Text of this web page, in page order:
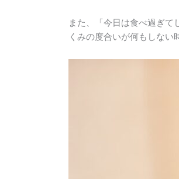
また、「今日は食べ過ぎ
くみの度合いが何もしない